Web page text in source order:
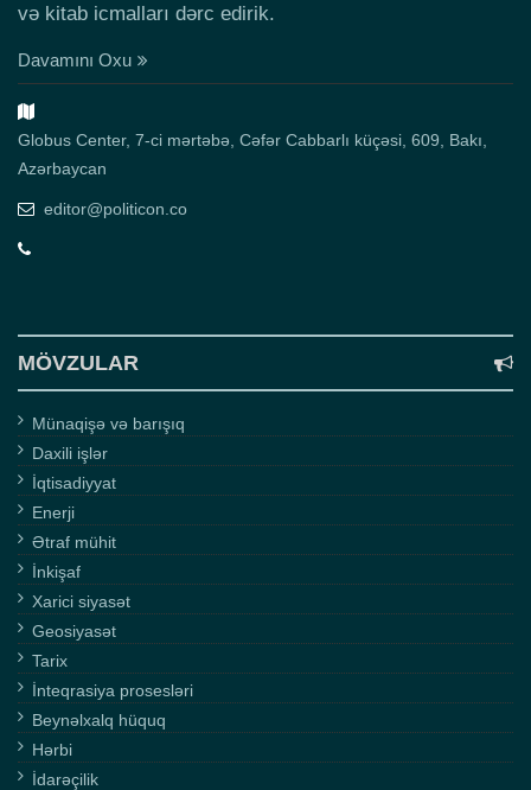
və kitab icmalları dərc edirik.
Davamını Oxu
Globus Center, 7-ci mərtəbə, Cəfər Cabbarlı küçəsi, 609, Bakı,
Azərbaycan
editor@politicon.co
MÖVZULAR
Münaqişə və barışıq
Daxili işlər
İqtisadiyyat
Enerji
Ətraf mühit
İnkişaf
Xarici siyasət
Geosiyasət
Tarix
İnteqrasiya prosesləri
Beynəlxalq hüquq
Hərbi
İdarəçilik